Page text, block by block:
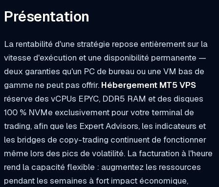
Présentation
La rentabilité d'une stratégie repose entièrement sur la
vitesse d'exécution et une disponibilité permanente —
deux garanties qu'un PC de bureau ou une VM bas de
gamme ne peut pas offrir. Hébergement MT5 VPS
réserve des vCPUs EPYC, DDR5 RAM et des disques
100 % NVMe exclusivement pour votre terminal de
trading, afin que les Expert Advisors, les indicateurs et
les bridges de copy-trading continuent de fonctionner
même lors des pics de volatilité. La facturation à l'heure
rend la capacité flexible : augmentez les ressources
pendant les semaines à fort impact économique,